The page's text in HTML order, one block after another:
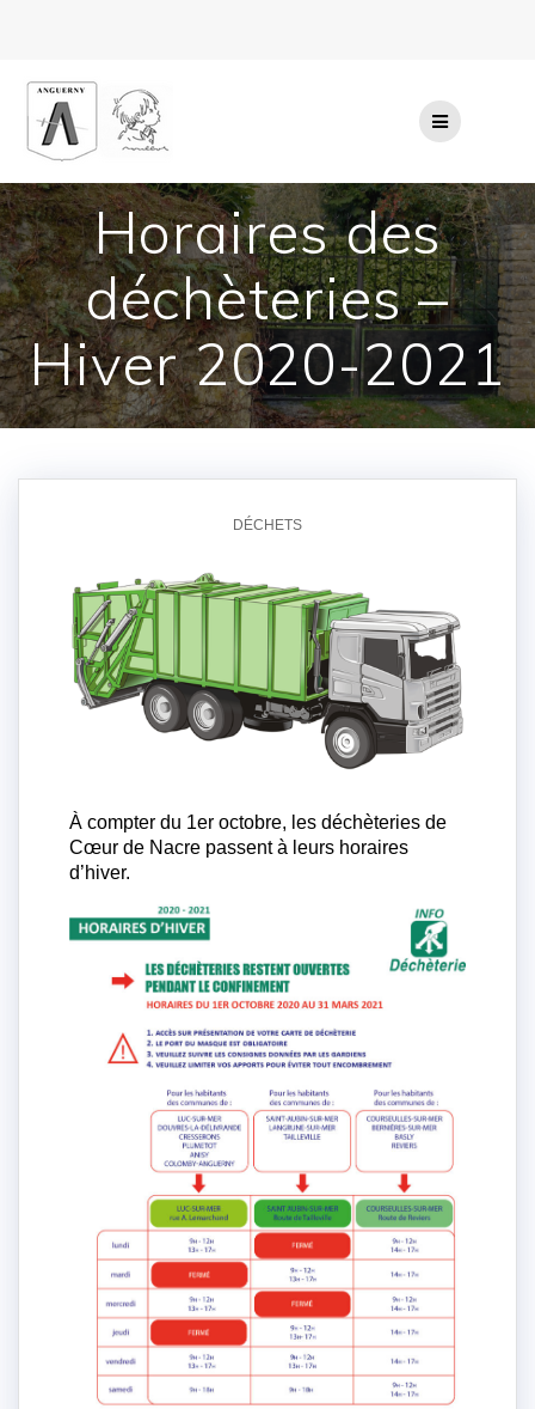
Horaires des
déchèteries –
Hiver 2020-2021
DÉCHETS
À compter du 1er octobre, les déchèteries de
Cœur de Nacre passent à leurs horaires
d’hiver.